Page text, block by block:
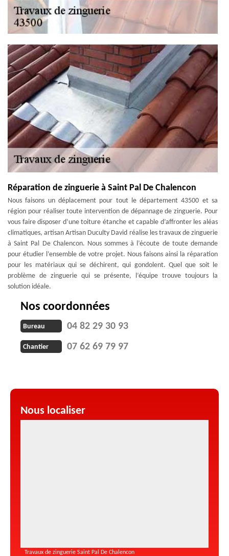
Réparation de zinguerie à Saint Pal De Chalencon
Nous faisons un déplacement pour tout le département 43500 et sa
région pour réaliser toute intervention de dépannage de zinguerie. Pour
vous faire disposer d’une toiture étanche et capable d’affronter les aléas
climatiques, artisan Artisan Duculty David réalise les travaux de zinguerie
à Saint Pal De Chalencon. Nous sommes à l’écoute de toute demande
pour étudier l’ensemble de votre projet. Nous faisons ainsi la réparation
pour les matériaux qui se déchirent, qui gondolent. Quel que soit le
problème de zinguerie qui se présente, l’équipe trouve toujours la
solution idéale.
Nos coordonnées
Bureau 04 82 29 30 93
Chantier 07 62 69 79 97
Nous localiser
Travaux de zinguerie Saint Pal De Chalencon